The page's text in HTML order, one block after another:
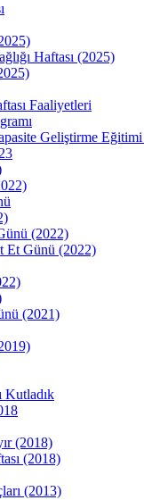
Haftası (2025)
Faaliyetleri
Geliştirme
(2022)
Et Günü (2022)
(2021)
Kutladık
(2018)
(2018)
(2013)